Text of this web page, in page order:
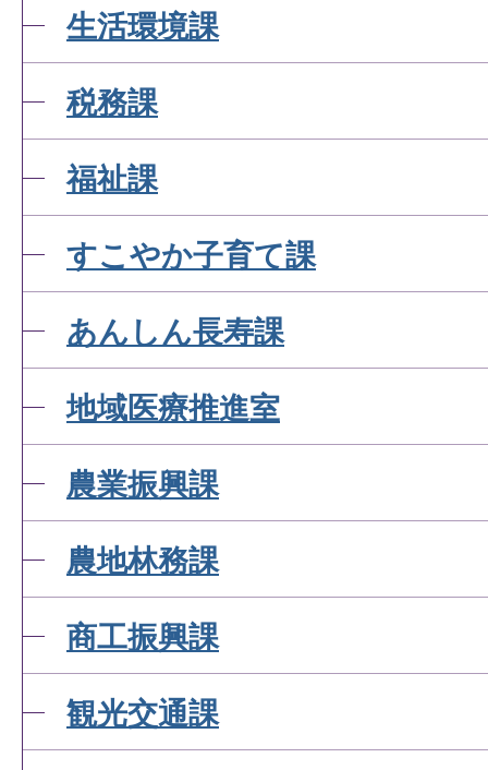
生活環境課
税務課
福祉課
すこやか子育て課
あんしん長寿課
地域医療推進室
農業振興課
農地林務課
商工振興課
観光交通課